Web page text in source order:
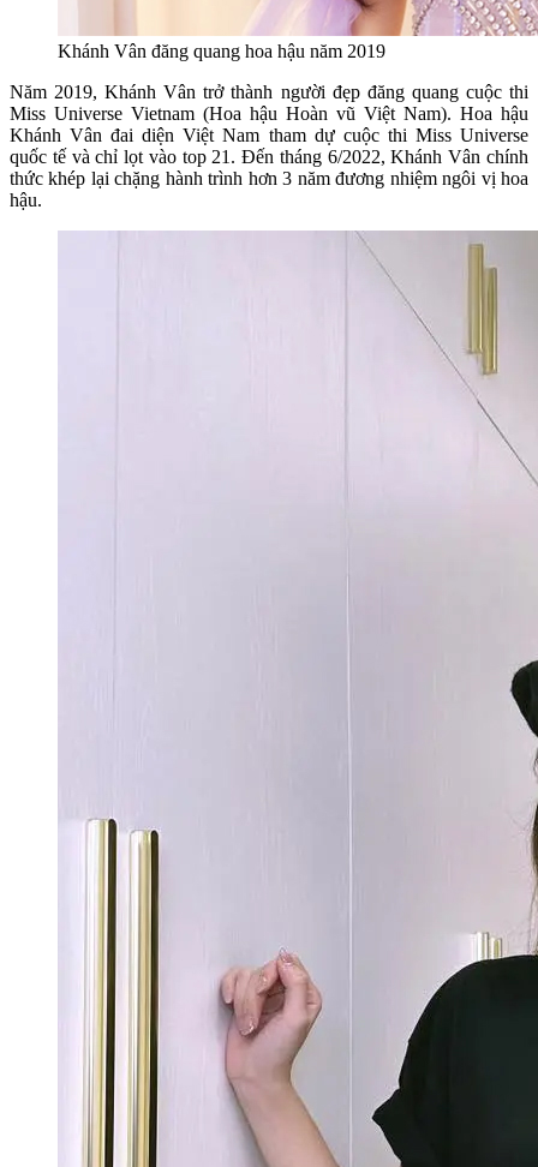
Khánh Vân đăng quang hoa hậu năm 2019
Năm 2019, Khánh Vân trở thành người đẹp đăng quang cuộc thi
Miss Universe Vietnam (Hoa hậu Hoàn vũ Việt Nam). Hoa hậu
Khánh Vân đai diện Việt Nam tham dự cuộc thi Miss Universe
quốc tế và chỉ lọt vào top 21. Đến tháng 6/2022, Khánh Vân chính
thức khép lại chặng hành trình hơn 3 năm đương nhiệm ngôi vị hoa
hậu.